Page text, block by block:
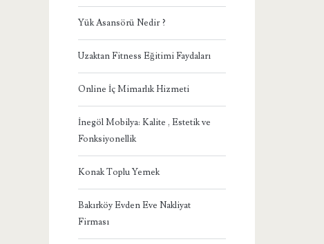
Yük Asansörü Nedir ?
Uzaktan Fitness Eğitimi Faydaları
Online İç Mimarlık Hizmeti
İnegöl Mobilya: Kalite , Estetik ve
Fonksiyonellik
Konak Toplu Yemek
Bakırköy Evden Eve Nakliyat
Firması